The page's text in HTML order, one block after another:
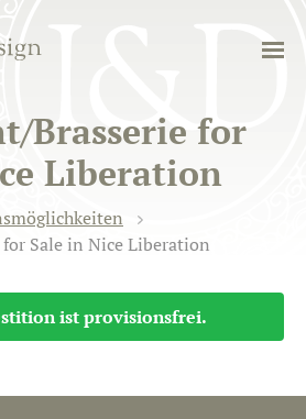
Brasserie for
Liberation
Sale in Nice Liberation
ist provisionsfrei.